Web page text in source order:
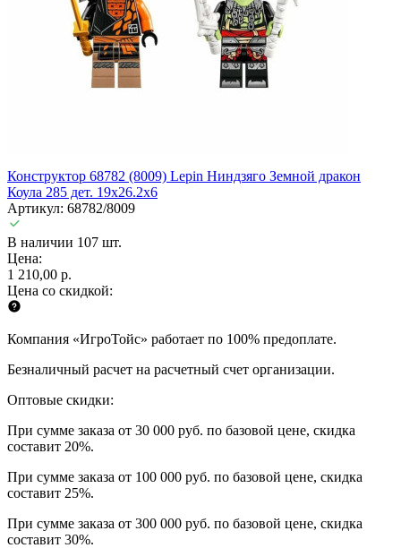
Конструктор 68782 (8009) Lepin Ниндзяго Земной дракон
Коула 285 дет. 19х26.2х6
Артикул: 68782/8009
В наличии 107 шт.
Цена:
1 210,00 р.
Цена со скидкой:
Компания «ИгроТойс» работает по 100% предоплате.
Безналичный расчет на расчетный счет организации.
Оптовые скидки:
При сумме заказа от 30 000 руб. по базовой цене, скидка
составит 20%.
При сумме заказа от 100 000 руб. по базовой цене, скидка
составит 25%.
При сумме заказа от 300 000 руб. по базовой цене, скидка
составит 30%.